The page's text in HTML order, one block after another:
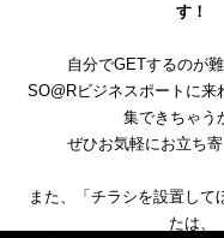
す！
自分でGETするのが難
SO@Rビジネスポートに来
集できちゃう
ぜひお気軽にお立ち
また、「チラシを設置して
たは、